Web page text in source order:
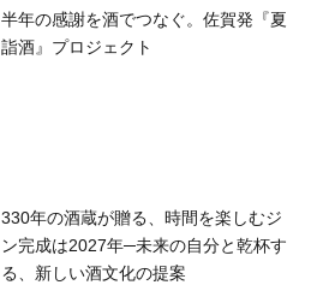
半年の感謝を酒でつなぐ。佐賀発『夏
詣酒』プロジェクト
330年の酒蔵が贈る、時間を楽しむジ
ン完成は2027年─未来の自分と乾杯す
る、新しい酒文化の提案